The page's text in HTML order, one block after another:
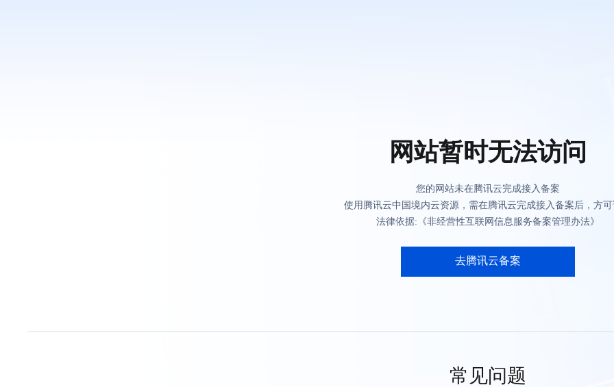
网站暂时无法访问
您的网站未在腾讯云完成接入备案
使用腾讯云中国境内云资源，需在腾讯云完成接入备案后，方
法律依据:《非经营性互联网信息服务备案管理办法》
去腾讯云备案
常见问题